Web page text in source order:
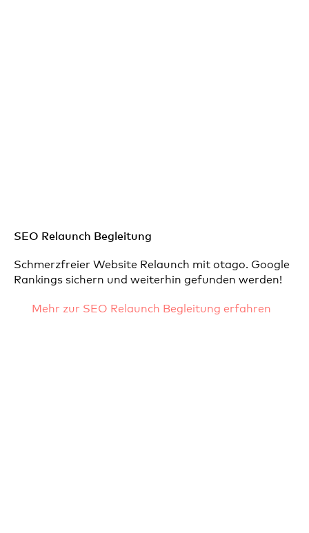
SEO Relaunch Begleitung
Schmerzfreier Website Relaunch mit otago. Google
Rankings sichern und weiterhin gefunden werden!
Mehr zur SEO Relaunch Begleitung erfahren